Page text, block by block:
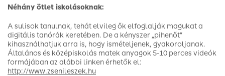
Néhány ötlet iskolásoknak:
A sulisok tanulnak, tehát elvileg ők elfoglalják magukat a
digitális tanórák keretében. De a kényszer „pihenőt”
kihasználhatjuk arra is, hogy ismételjenek, gyakoroljanak.
Általános és középiskolás matek anyagok 5-10 perces videók
formájában az alábbi linken érhetők el:
http://www.zsenileszek.hu